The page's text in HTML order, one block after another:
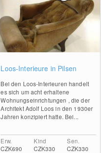
Loos-Interieure in Pilsen
Bei den Loos-Interieuren handelt
es sich um acht erhaltene
Wohnungseinrichtungen , die der
Architekt Adolf Loos in den 1930er
Jahren konzipiert hatte. Bei...
Erw.
CZK690
Kind
CZK330
Sen.
CZK330